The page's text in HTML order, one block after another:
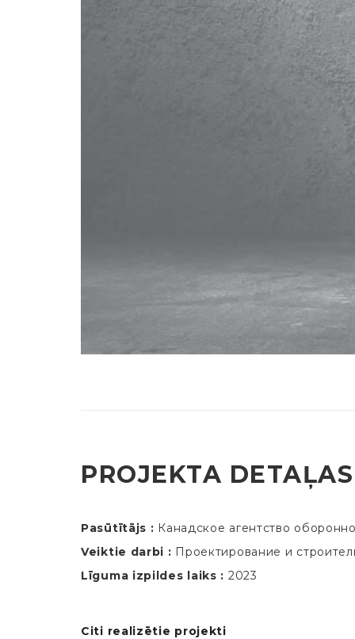
PROJEKTA DETAĻAS
Pasūtītājs : Канадское агентство
Veiktie darbi : Проектирование и
Līguma izpildes laiks : 2023
Citi realizētie projekti